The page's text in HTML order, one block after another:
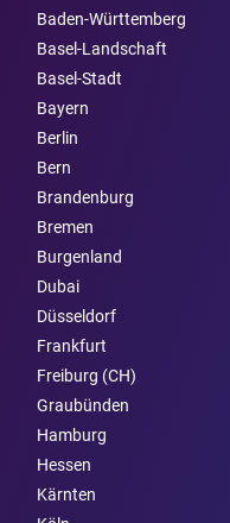
Baden-Württemberg
Basel-Landschaft
Basel-Stadt
Bayern
Berlin
Bern
Brandenburg
Bremen
Burgen­land
Dubai
Düsseldorf
Frankfurt
Freiburg (CH)
Graubünden
Hamburg
Hessen
Kärnten